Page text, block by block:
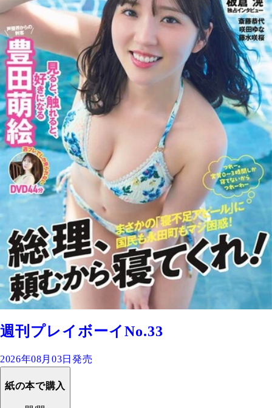
週刊プレイボーイNo.33
2026年08月03日発売
紙の本で購入